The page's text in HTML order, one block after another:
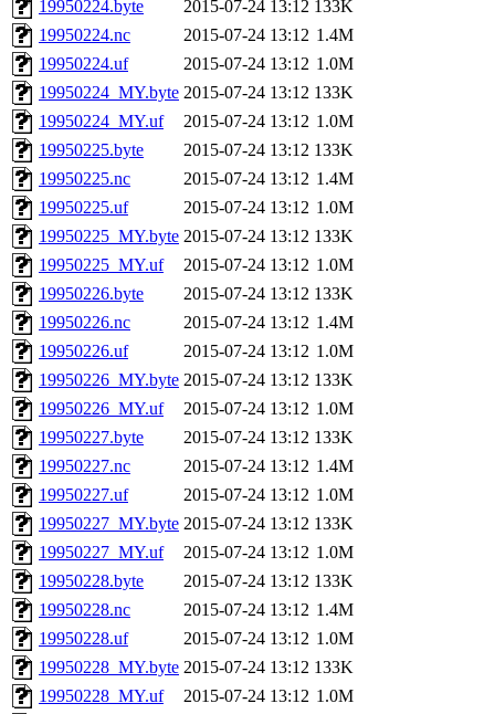
19950224.byte 2015-07-24 13:12 133K
19950224.nc
2015-07-24 13:12 1.4M
19950224.uf
2015-07-24 13:12 1.0M
19950224_MY.byte 2015-07-24 13:12 133K
19950224_MY.uf
2015-07-24 13:12 1.0M
19950225.byte
2015-07-24 13:12 133K
19950225.nc
2015-07-24 13:12 1.4M
19950225.uf
2015-07-24 13:12 1.0M
19950225_MY.byte 2015-07-24 13:12 133K
19950225_MY.uf
2015-07-24 13:12 1.0M
19950226.byte
2015-07-24 13:12 133K
19950226.nc
2015-07-24 13:12 1.4M
19950226.uf
2015-07-24 13:12 1.0M
19950226_MY.byte 2015-07-24 13:12 133K
19950226_MY.uf
2015-07-24 13:12 1.0M
19950227.byte
2015-07-24 13:12 133K
19950227.nc
2015-07-24 13:12 1.4M
19950227.uf
2015-07-24 13:12 1.0M
19950227_MY.byte 2015-07-24 13:12 133K
19950227_MY.uf
2015-07-24 13:12 1.0M
19950228.byte
2015-07-24 13:12 133K
19950228.nc
2015-07-24 13:12 1.4M
19950228.uf
2015-07-24 13:12 1.0M
19950228_MY.byte 2015-07-24 13:12 133K
19950228_MY.uf
2015-07-24 13:12 1.0M